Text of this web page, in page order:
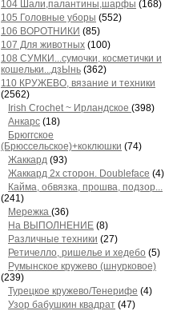
104 Шали,палантины,шарфы (168)
105 Головные уборы (552)
106 ВОРОТНИКИ (85)
107 Для животных (100)
108 СУМКИ...сумочки, косметички и
кошельки...дзЫнь (362)
110 КРУЖЕВО, вязание и техники
(2562)
Irish Crochet ~ Ирландское (398)
Анкарс (18)
Брюггское
(Брюссельское)+коклюшки (74)
Жаккард (93)
Жаккард 2х сторон. Doubleface (4)
Кайма, обвязка, прошва, подзор...
(241)
Мережка (36)
На ВЫПОЛНЕНИЕ (8)
Различные техники (27)
Ретичелло, ришелье и хедебо (5)
Румынское кружево (шнурковое)
(239)
Турецкое кружево/Тенерифе (4)
Узор бабушкин квадрат (47)